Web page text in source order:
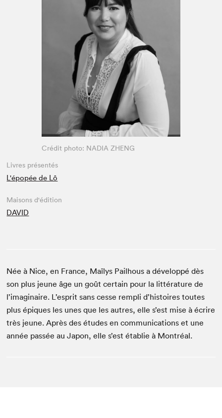
Espace enseignant·e·s
Crédit photo: NADIA ZHENG
Livres présentés
L'épopée de Lô
Maisons d'édition
DAVID
Née à Nice, en France, Maïlys Pailhous a développé dès
son plus jeune âge un goût certain pour la littérature de
l’imaginaire. L’esprit sans cesse rempli d’histoires toutes
plus épiques les unes que les autres, elle s’est mise à écrire
très jeune. Après des études en communications et une
année passée au Japon, elle s’est établie à Montréal.